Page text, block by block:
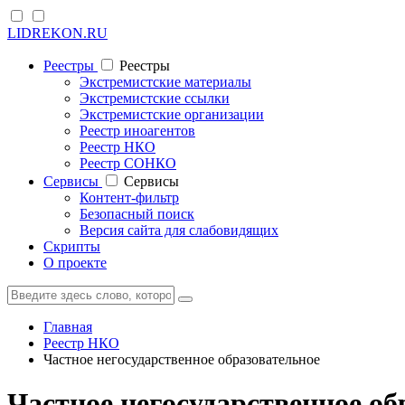
LIDREKON.RU
Реестры
Реестры
Экстремистские материалы
Экстремистские ссылки
Экстремистские организации
Реестр иноагентов
Реестр НКО
Реестр СОНКО
Cервисы
Cервисы
Контент-фильтр
Безопасный поиск
Версия сайта для слабовидящих
Скрипты
О проекте
Главная
Реестр НКО
Частное негосударственное образовательное